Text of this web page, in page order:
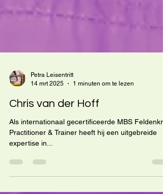
14 mrt 2025
1 minuten om te lezen
Chris van der Hoff
Als internationaal gecertificeerde MBS
expertise in...